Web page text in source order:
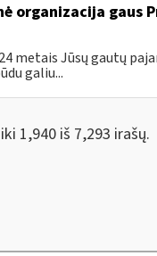
organizacija gaus
metais Jūsų gautų
galiu...
1,940 iš 7,293 irašų.